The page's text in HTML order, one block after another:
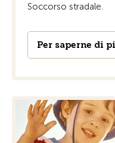
Soccorso stradale.
Per saperne di